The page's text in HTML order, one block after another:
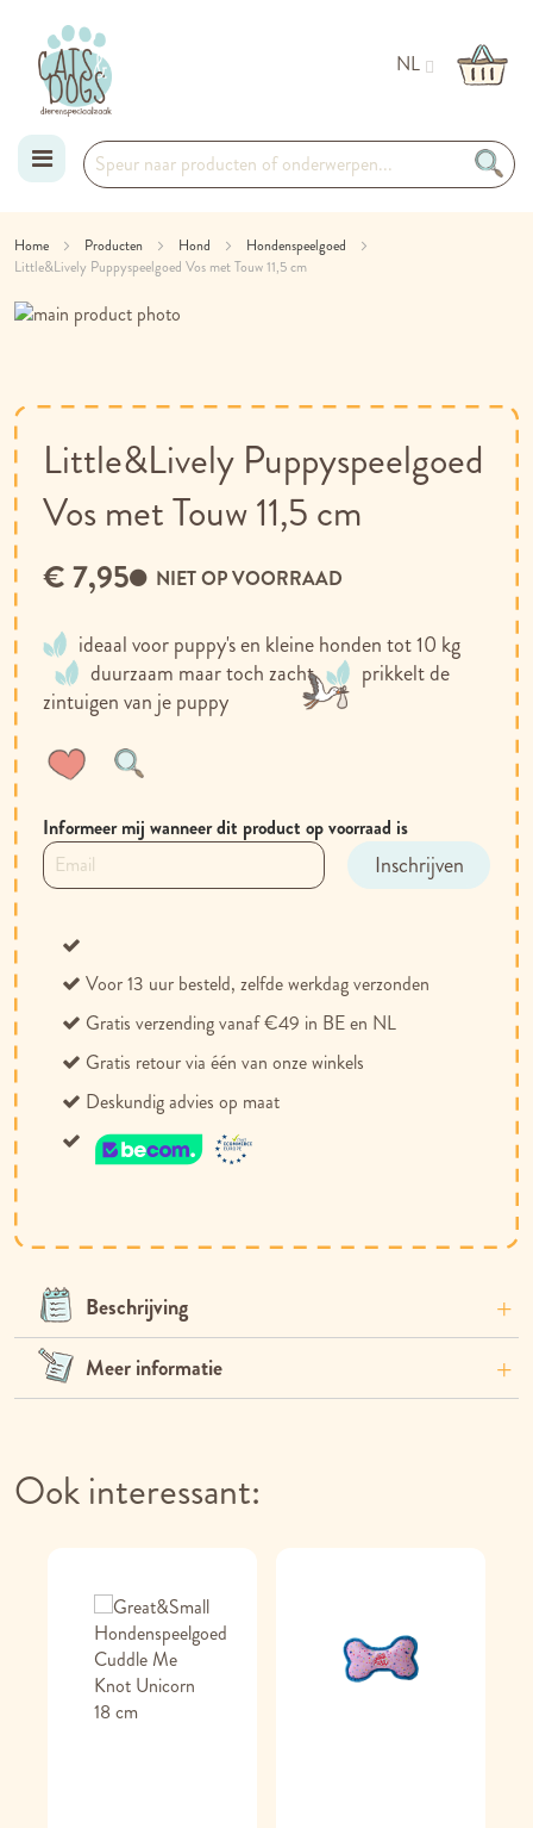
NL
naar
de
Home Producten Hond
Hondenspeelgoed
Little&Lively Puppyspeelgoed Vos met Touw 11,5 cm
Ga
van
de
afbeeldingen-
gallerij
begin
van
de
afbeeldingen-
gallerij
Little&Lively Puppyspeelgoed
Vos met Touw 11,5 cm
ideaal voor puppy's en kleine honden tot 10 kg
duurzaam maar toch zacht
prikkelt de
zintuigen van je puppy
NIET OP VOORRAAD
€ 7,95
Informeer mij wanneer dit product op voorraad is
Inschrijven
aan
te
Voor 13 uur besteld, zelfde werkdag verzonden
Gratis verzending vanaf €49 in BE en NL
Gratis retour via één van onze winkels
Deskundig advies op maat
Beschrijving
Meer informatie
Ook interessant: